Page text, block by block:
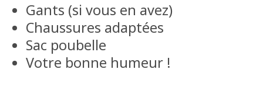
Gants (si vous en avez)
Chaussures adaptées
Sac poubelle
Votre bonne humeur !